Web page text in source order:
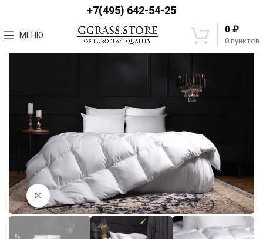
+7(495) 642-54-25
МЕНЮ
0 пунктов
0 ₽
Увеличить